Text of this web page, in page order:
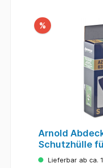
%
Arnold
Schutzhülle
Elektro /
Lieferbar ab ca.